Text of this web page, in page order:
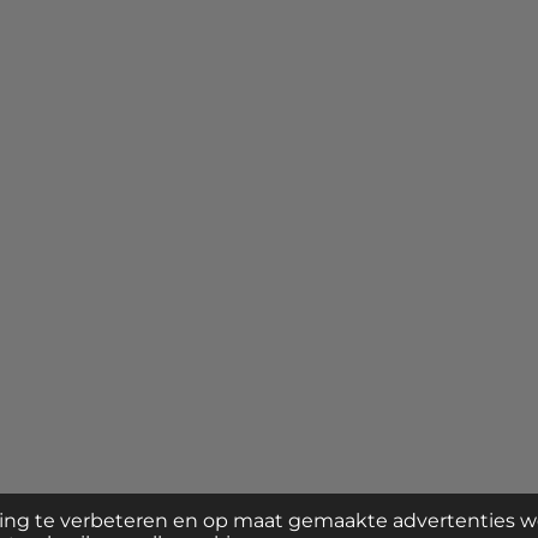
te verbeteren en op maat gemaakte advertenties
sieraden die passen bij jouw eigen stijl